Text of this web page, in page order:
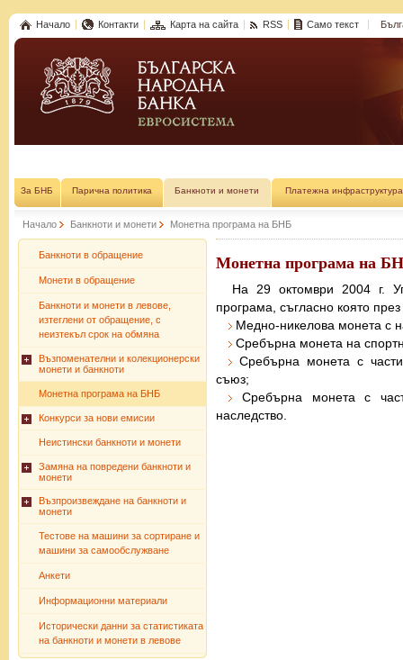
Начало Контакти Карта на сайта RSS Само текст
За БНБ Парична политика Банкноти и монети Платежна инфраструктура
Начало Банкноти и монети Монетна програма на БНБ
Банкноти в обращение
Монети в обращение
Банкноти и монети в левове,
изтеглени от обращение, с
неизтекъл срок на обмяна
Възпоменателни и колекционерски
монети и банкноти
Монетна програма на БНБ
Конкурси за нови емисии
Неистински банкноти и монети
Замяна на повредени банкноти и
монети
Възпроизвеждане на банкноти и
монети
Тестове на машини за сортиране и
машини за самообслужване
Анкети
Информационни материали
Исторически данни за статистиката
на банкноти и монети в левове
Монетна програма на
На 29 октомври 2004 г.
програма, съгласно която
Медно-никелова монета с
Сребърна монета на
Сребърна монета с
съюз;
Сребърна монета с
наследство.